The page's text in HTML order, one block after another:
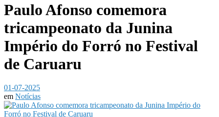
Paulo Afonso comemora
tricampeonato da Junina
Império do Forró no Festival
de Caruaru
01-07-2025
em Notícias